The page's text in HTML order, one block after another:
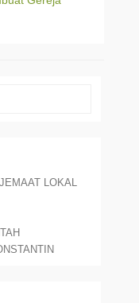
LOKAL